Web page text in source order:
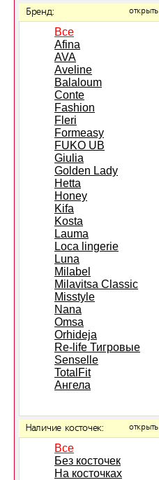
Бренд: открыть
Все
Afina
AVA
Aveline
Balaloum
Conte
Fashion
Fleri
Formeasy
FUKO UB
Giulia
Golden Lady
Hetta
Honey
Kifa
Kosta
Lauma
Loca lingerie
Luna
Milabel
Milavitsa Classic
Misstyle
Nana
Omsa
Orhideja
Re-life Тигровые
Senselle
TotalFit
Ангела
Наличие косточек: открыть
Все
Без косточек
На косточках